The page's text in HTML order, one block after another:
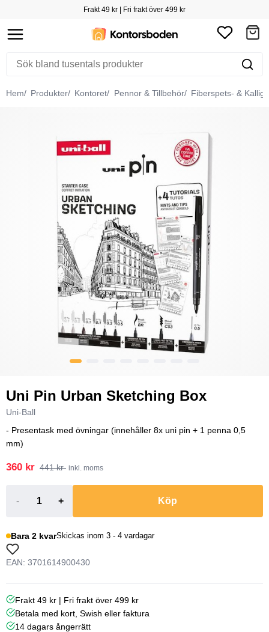
Frakt 49 kr | Fri frakt över 499 kr
Hem Produkter Kontoret Pennor & Tillbehör Fiberspets- &
Uni Pin Urban Sketching Box
Uni-Ball
- Presentask med övningar (innehåller 8x uni pin + 1 penna 0,5
mm)
360 kr 441 kr inkl. moms
- + Köp
Bara 2 kvarSkickas inom 3 - 4 vardagar
EAN: 3701614900430
Frakt 49 kr | Fri frakt över 499 kr
Betala med kort, Swish eller faktura
14 dagars ångerrätt